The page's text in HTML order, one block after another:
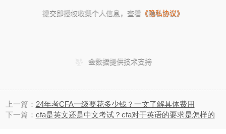
上一篇： 24年考CFA一级要花多少钱？一文了解具体费用
下一篇： cfa是英文还是中文考试？cfa对于英语的要求是怎样的